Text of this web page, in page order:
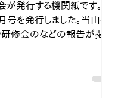
が発行する機関紙です。
発行しました。当山岳
修会のなどの報告が掲載